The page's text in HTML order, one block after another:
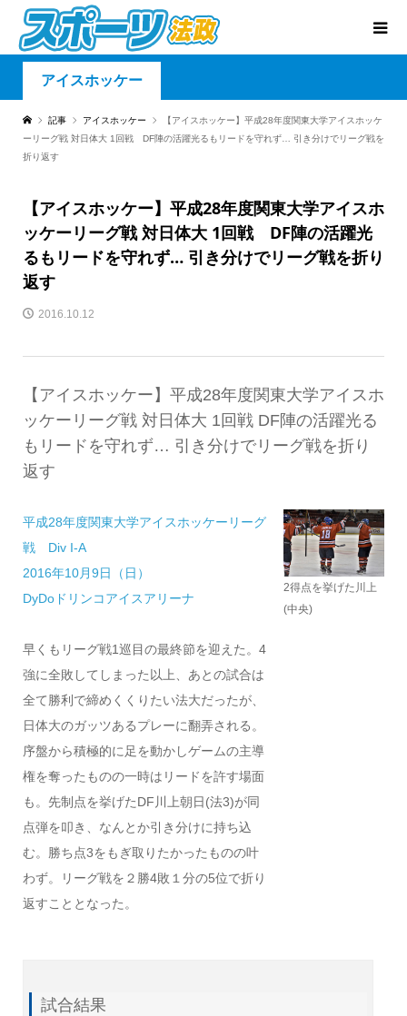
アイスホッケー
記事 アイスホッケー
【アイスホッケー】平成28年度関東大学アイスホッケ
ーリーグ戦 対日体大 1回戦 DF陣の活躍光るもリードを守れず… 引き分けでリーグ戦を
折り返す
【アイスホッケー】平成28年度関東大学アイスホ
ッケーリーグ戦 対日体大 1回戦 DF陣の活躍光
るもリードを守れず… 引き分けでリーグ戦を折り
返す
2016.10.12
【アイスホッケー】平成28年度関東大学アイスホ
ッケーリーグ戦 対日体大 1回戦 DF陣の活躍光る
もリードを守れず… 引き分けでリーグ戦を折り
返す
平成28年度関東大学アイスホッケーリーグ
戦 Div I-A
2016年10月9日（日）
DyDoドリンコアイスアリーナ
早くもリーグ戦1巡目の最終節を迎えた。4
強に全敗してしまった以上、あとの試合は
全て勝利で締めくくりたい法大だったが、
日体大のガッツあるプレーに翻弄される。
序盤から積極的に足を動かしゲームの主導
権を奪ったものの一時はリードを許す場面
も。先制点を挙げたDF川上朝日(法3)が同
点弾を叩き、なんとか引き分けに持ち込
む。勝ち点3をもぎ取りたかったものの叶
わず。リーグ戦を２勝4敗１分の5位で折り
返すこととなった。
2得点を挙げた川上
(中央)
試合結果